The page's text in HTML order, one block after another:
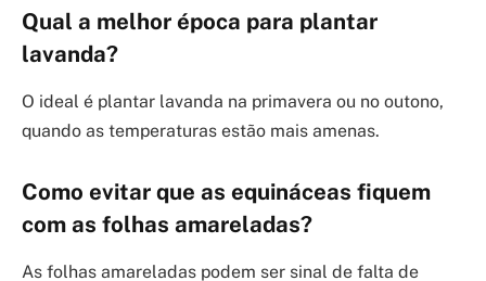
Qual a melhor época para plantar
lavanda?
O ideal é plantar lavanda na primavera ou no outono,
quando as temperaturas estão mais amenas.
Como evitar que as equináceas fiquem
com as folhas amareladas?
As folhas amareladas podem ser sinal de falta de